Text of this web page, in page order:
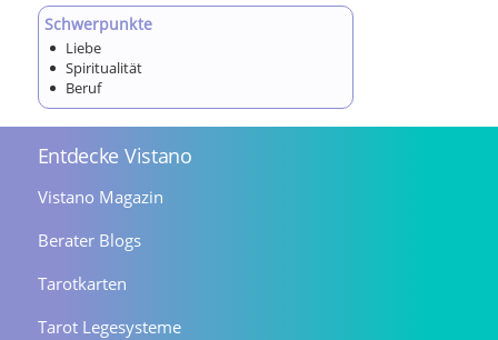
Schwerpunkte
Liebe
Spiritualität
Beruf
Entdecke Vistano
Vistano Magazin
Berater Blogs
Tarotkarten
Tarot Legesysteme